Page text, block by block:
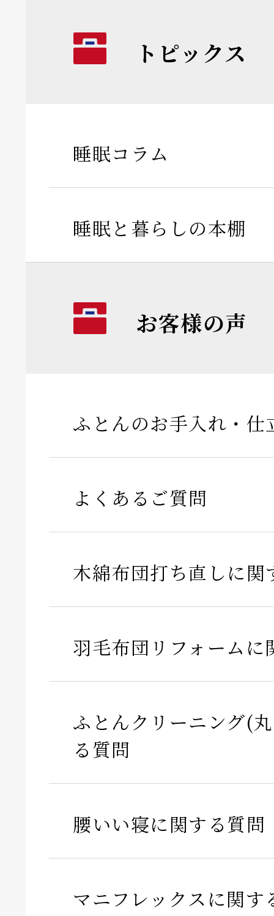
トピックス
睡眠コラム
睡眠と暮らしの本棚
お客様の声
ふとんのお手入れ・仕
よくあるご質問
木綿布団打ち直しに関
羽毛布団リフォームに
ふとんクリーニング(
る質問
腰いい寝に関する質問
マニフレックスに関す